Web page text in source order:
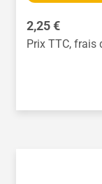
Prix régulier :
2,25 €
Prix TTC, frais